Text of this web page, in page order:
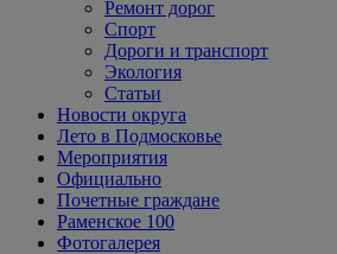
Ремонт дорог
Спорт
Дороги и транспорт
Экология
Статьи
Новости округа
Лето в Подмосковье
Мероприятия
Официально
Почетные граждане
Раменское 100
Фотогалерея